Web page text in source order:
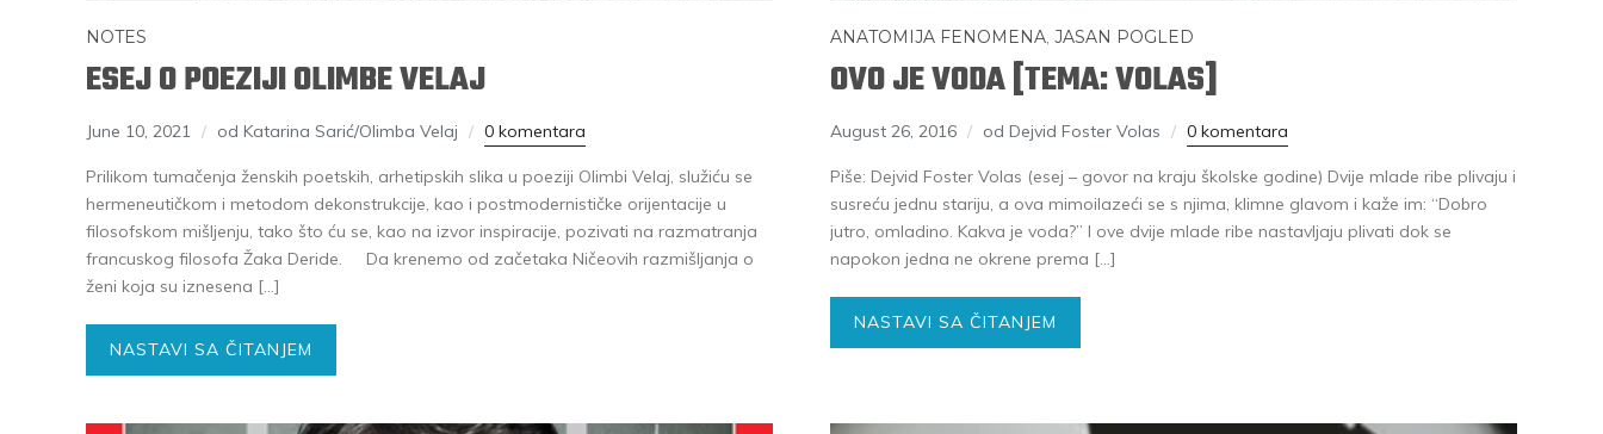
NOTES
ESEJ O POEZIJI OLIMBE VELAJ
June 10, 2021 od Katarina Sarić/Olimba Velaj 0 komentara
Prilikom tumačenja ženskih poetskih, arhetipskih slika u poeziji Olimbi Velaj, služiću se
hermeneutičkom i metodom dekonstrukcije, kao i postmodernističke orijentacije u
filosofskom mišljenju, tako što ću se, kao na izvor inspiracije, pozivati na razmatranja
francuskog filosofa Žaka Deride. Da krenemo od začetaka Ničeovih razmišljanja o
ženi koja su iznesena […]
NASTAVI SA ČITANJEM
ANATOMIJA FENOMENA, JASAN POGLED
OVO JE VODA [TEMA: VOLAS]
August 26, 2016 od Dejvid Foster Volas 0 komentara
Piše: Dejvid Foster Volas (esej – govor na kraju školske godine) Dvije mlade ribe plivaju i
susreću jednu stariju, a ova mimoilazeći se s njima, klimne glavom i kaže im: “Dobro
jutro, omladino. Kakva je voda?” I ove dvije mlade ribe nastavljaju plivati dok se
napokon jedna ne okrene prema […]
NASTAVI SA ČITANJEM